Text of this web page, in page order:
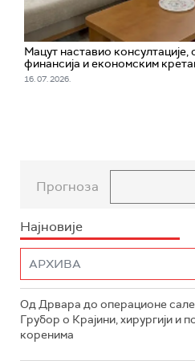
Мацут наставио
финансија и економским
16. 07. 2026.
Прогноза
Најновије
Од Дрвара до операционе
Грубор о Крајини, хирургији и
коренима